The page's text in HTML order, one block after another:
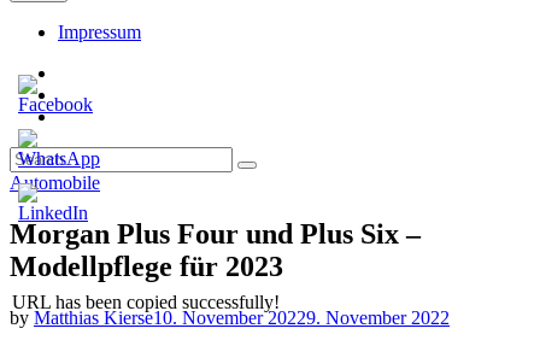
Impressum
Einstellungen
ändern
Historie
der
Einstellungen
Einwilligungen
Search
for:
Search
Categories
Automobile
Morgan Plus Four und Plus Six –
Modellpflege für 2023
by Matthias Kierse10. November 20229. November 2022
URL has been copied successfully!